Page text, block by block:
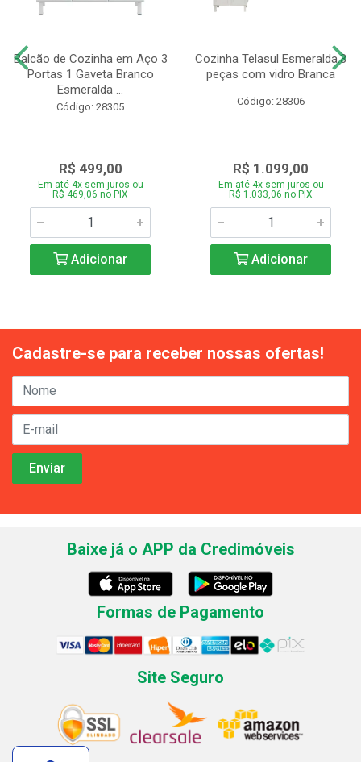
Balcão de Cozinha em Aço 3
Portas 1 Gaveta Branco
Esmeralda ...
Código: 28305
R$ 499,00
Em até 4x sem juros ou
R$ 469,06 no PIX
Adicionar
Cozinha Telasul Esmeralda.3
peças com vidro Branca
Código: 28306
R$ 1.099,00
Em até 4x sem juros ou
R$ 1.033,06 no PIX
Adicionar
Cadastre-se para receber nossas ofertas!
Baixe já o APP da Credimóveis
Formas de Pagamento
Site Seguro